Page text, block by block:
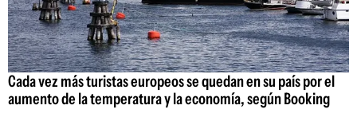
Cada vez más turistas europeos se quedan en su país por el
aumento de la temperatura y la economía, según Booking